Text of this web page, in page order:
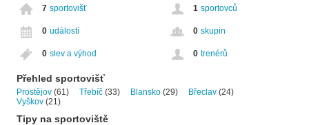
7 sportovišť 1 sportovců
0 událostí 0 skupin
0 slev a výhod 0 trenérů
Přehled sportovišť
Prostějov (61) Třebíč (33) Blansko (29) Břeclav (24)
Vyškov (21)
Tipy na sportoviště